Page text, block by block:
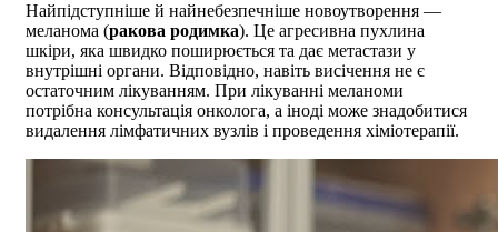
Найпідступніше й найнебезпечніше новоутворення —
меланома (ракова родимка). Це агресивна пухлина
шкіри, яка швидко поширюється та дає метастази у
внутрішні органи. Відповідно, навіть висічення не є
остаточним лікуванням. При лікуванні меланоми
потрібна консультація онколога, а іноді може знадобитися
видалення лімфатичних вузлів і проведення хіміотерапії.